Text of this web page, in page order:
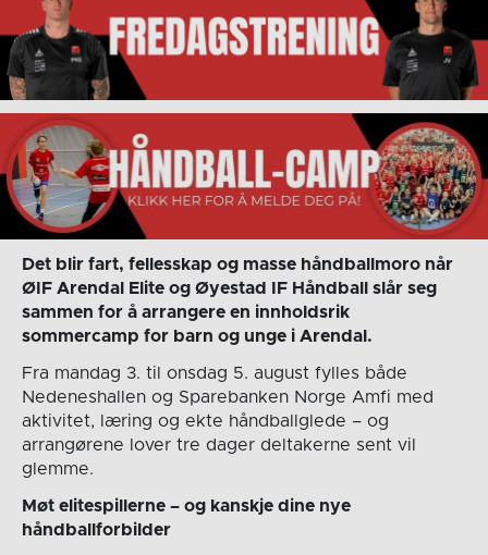
Det blir fart, fellesskap og masse håndballmoro når
ØIF Arendal Elite og Øyestad IF Håndball slår seg
sammen for å arrangere en innholdsrik
sommercamp for barn og unge i Arendal.
Fra mandag 3. til onsdag 5. august fylles både
Nedeneshallen og Sparebanken Norge Amfi med
aktivitet, læring og ekte håndballglede – og
arrangørene lover tre dager deltakerne sent vil
glemme.
Møt elitespillerne – og kanskje dine nye
håndballforbilder